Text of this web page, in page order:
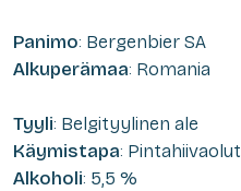
Panimo: Bergenbier SA
Alkuperämaa: Romania
Tyyli: Belgityylinen ale
Käymistapa: Pintahiivaolut
Alkoholi: 5,5 %